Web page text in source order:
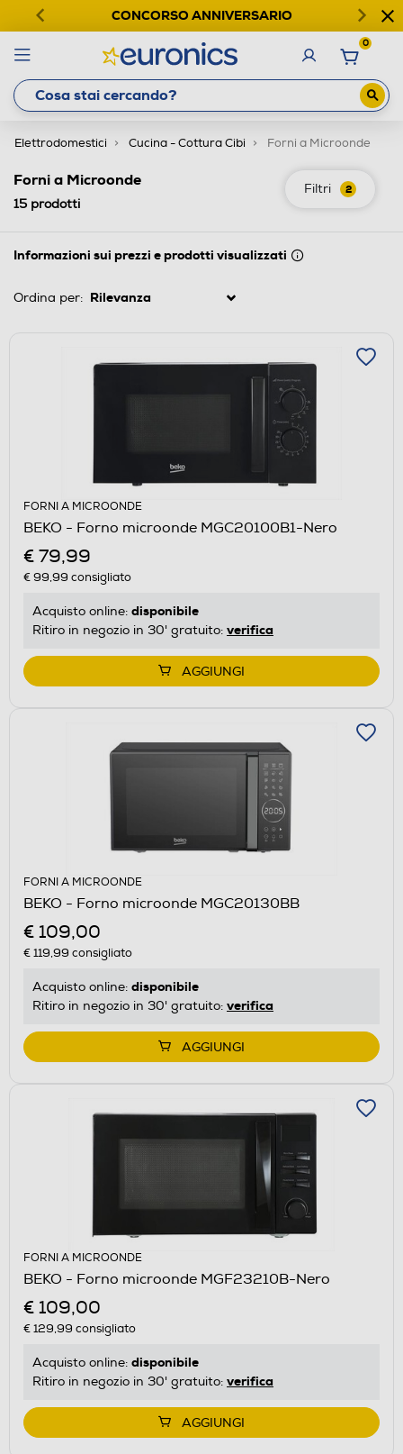
CONCORSO ANNIVERSARIO
0
Elettrodomestici Cucina - Cottura Cibi Forni a Microonde
Filtri 2
Forni a Microonde
15 prodotti
Informazioni sui prezzi e prodotti visualizzati
Ordina per:
FORNI A MICROONDE
BEKO - Forno microonde MGC20100B1-Nero
€ 79,99
€ 99,99 consigliato
Acquisto online: disponibile
Ritiro in negozio in 30' gratuito: verifica
AGGIUNGI
FORNI A MICROONDE
BEKO - Forno microonde MGC20130BB
€ 109,00
€ 119,99 consigliato
Acquisto online: disponibile
Ritiro in negozio in 30' gratuito: verifica
AGGIUNGI
FORNI A MICROONDE
BEKO - Forno microonde MGF23210B-Nero
€ 109,00
€ 129,99 consigliato
Acquisto online: disponibile
Ritiro in negozio in 30' gratuito: verifica
AGGIUNGI